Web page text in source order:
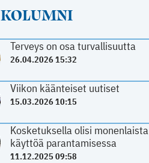
KOLUMNI
Terveys on osa turvallisuutta
26.04.2026 15:32
Viikon käänteiset uutiset
15.03.2026 10:15
Kosketuksella olisi monenlaista
käyttöä parantamisessa
11.12.2025 09:58